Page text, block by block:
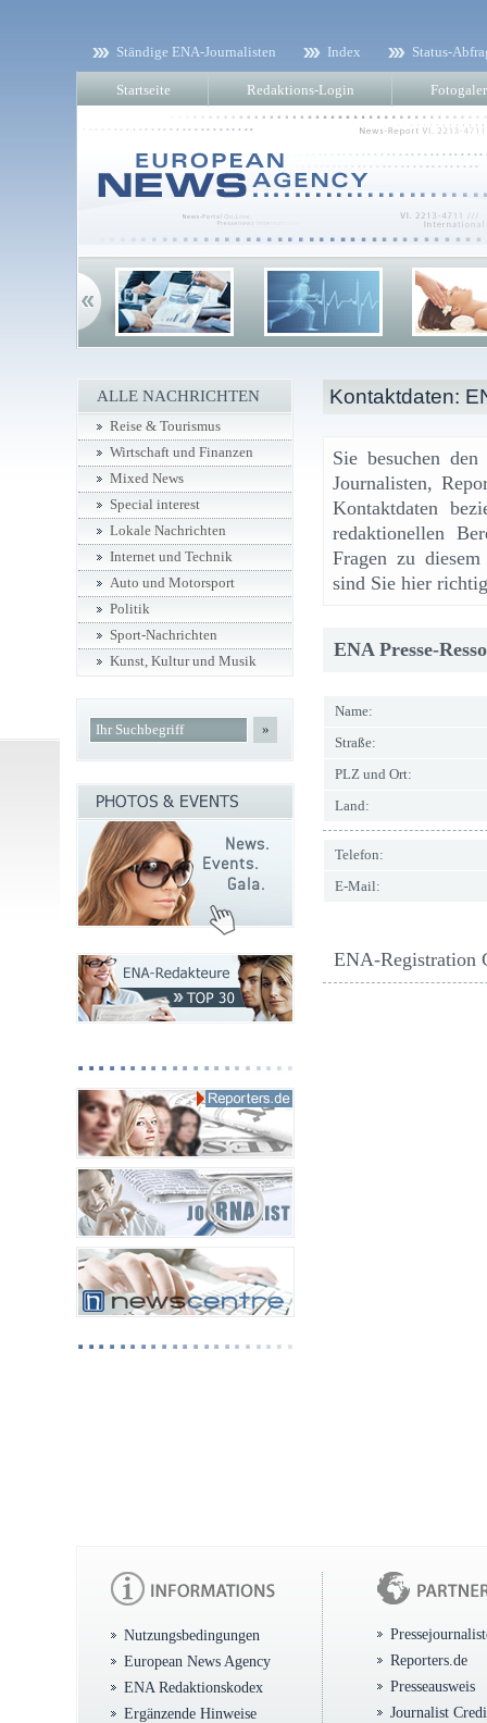
Ständige ENA-Journalisten Index Status-
Startseite Redaktions-Login
Kontaktdaten:
Sie besuchen
Journalisten,
Kontaktdaten
redaktionellen
Fragen zu
sind Sie hier
ENA Presse-
Name:
Straße:
PLZ und Ort:
Land:
Telefon:
E-Mail:
ENA-Registration
ALLE NACHRICHTEN
Reise & Tourismus
Wirtschaft und Finanzen
Mixed News
Special interest
Lokale Nachrichten
Internet und Technik
Auto und Motorsport
Politik
Sport-Nachrichten
Kunst, Kultur und Musik
»
Nutzungsbedingungen
European News Agency
ENA Redaktionskodex
Ergänzende Hinweise
Reporters.de
Presseausweis
Journalist